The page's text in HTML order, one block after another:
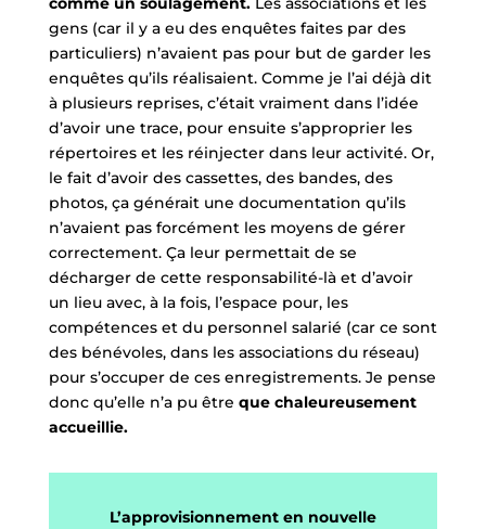
gens (car il y a eu des enquêtes faites par des
particuliers) n’avaient pas pour but de garder les
enquêtes qu’ils réalisaient. Comme je l’ai déjà dit
à plusieurs reprises, c’était vraiment dans l’idée
d’avoir une trace, pour ensuite s’approprier les
répertoires et les réinjecter dans leur activité. Or,
le fait d’avoir des cassettes, des bandes, des
photos, ça générait une documentation qu’ils
n’avaient pas forcément les moyens de gérer
correctement. Ça leur permettait de se
décharger de cette responsabilité-là et d’avoir
un lieu avec, à la fois, l’espace pour, les
compétences et du personnel salarié (car ce sont
des bénévoles, dans les associations du réseau)
pour s’occuper de ces enregistrements. Je pense
donc qu’elle n’a pu être que chaleureusement
accueillie.
L’approvisionnement en nouvelle